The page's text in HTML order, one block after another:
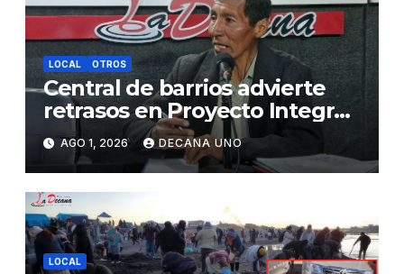
LOCAL OTROS
Central de barrios advierte
retrasos en Proyecto Integral
de Agua y Alcantarillado para
Juliaca
AGO 1, 2026 DECANA UNO
LOCAL